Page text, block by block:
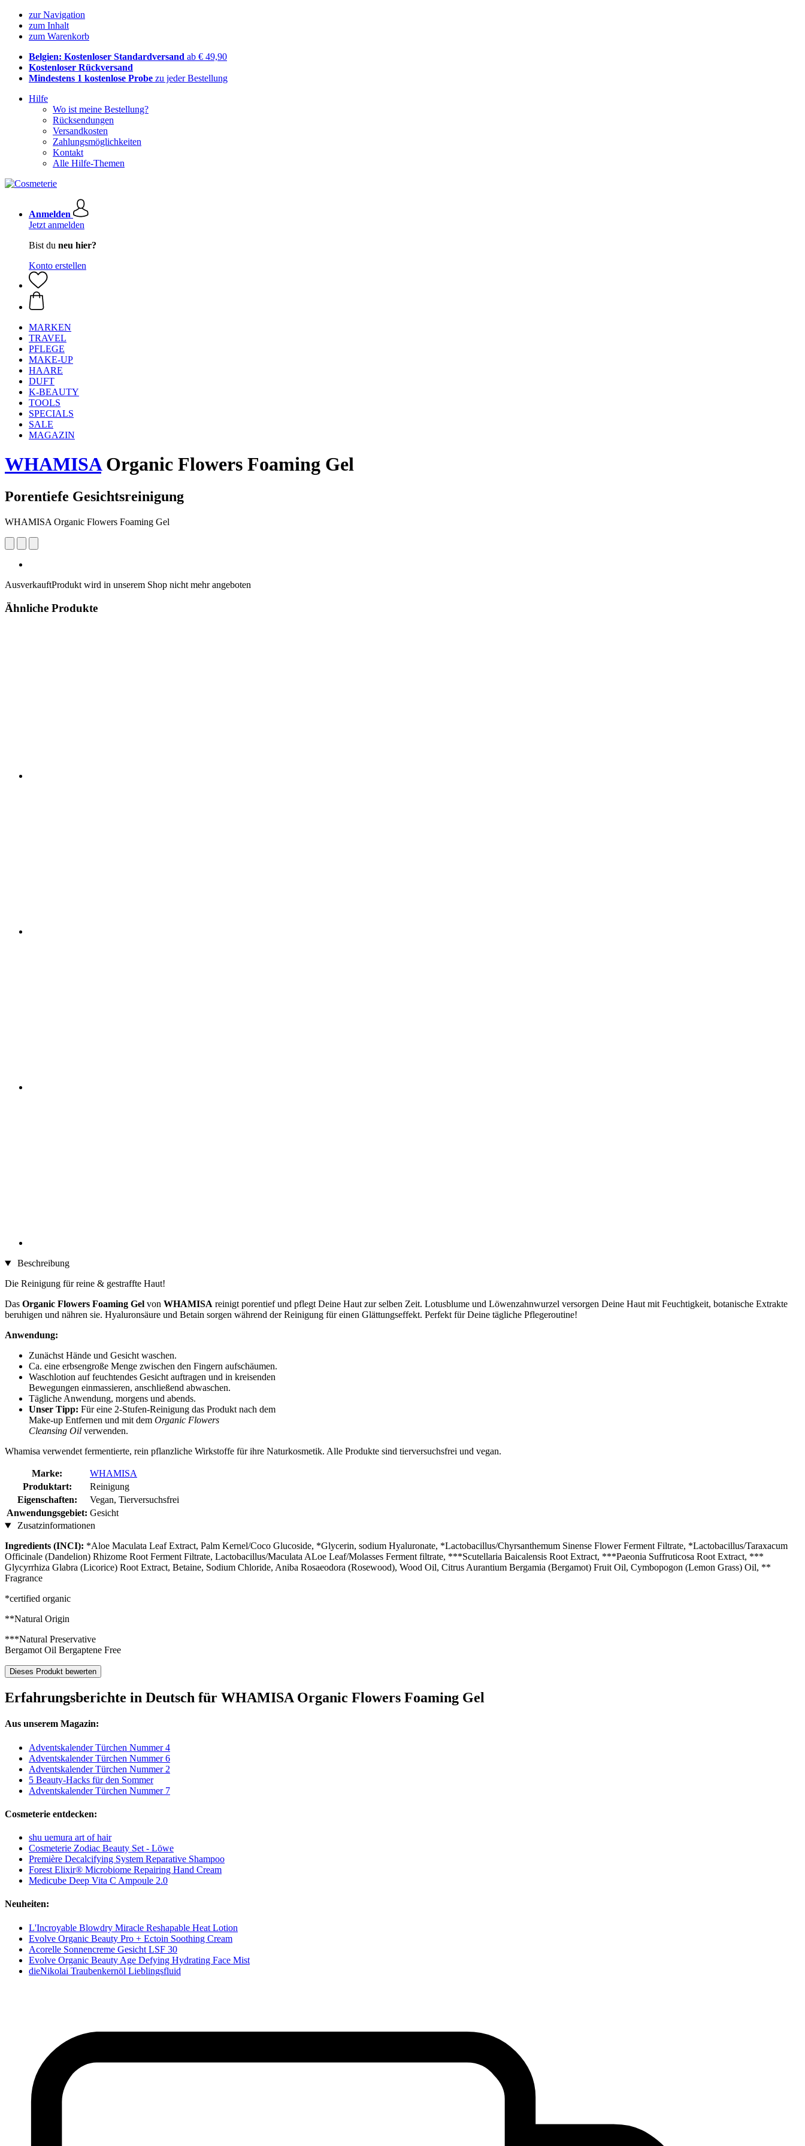
zur Navigation
zum Inhalt
zum Warenkorb
Belgien: Kostenloser Standardversand ab € 49,90
Kostenloser Rückversand
Mindestens 1 kostenlose Probe zu jeder Bestellung
Hilfe
Wo ist meine Bestellung?
Rücksendungen
Versandkosten
Zahlungsmöglichkeiten
Kontakt
Alle Hilfe-Themen
Anmelden
Jetzt anmelden
Bist du neu hier?
Konto erstellen
MARKEN
TRAVEL
PFLEGE
MAKE-UP
HAARE
DUFT
K-BEAUTY
TOOLS
SPECIALS
SALE
MAGAZIN
WHAMISAOrganic Flowers Foaming Gel
Porentiefe Gesichtsreinigung
WHAMISA Organic Flowers Foaming Gel
AusverkauftProdukt wird in unserem Shop nicht mehr angeboten
Ähnliche Produkte
Beschreibung
Die Reinigung für reine & gestraffte Haut!
Das Organic Flowers Foaming Gel von WHAMISA reinigt porentief und pflegt Deine Haut zur selben Zeit. Lotusblume und Löwenzahnwurzel versorgen Deine Haut mit Feuchtigkeit, botanische Extrakte
beruhigen und nähren sie. Hyaluronsäure und Betain sorgen während der Reinigung für einen Glättungseffekt. Perfekt für Deine tägliche Pflegeroutine!
Anwendung:
Zunächst Hände und Gesicht waschen.
Ca. eine erbsengroße Menge zwischen den Fingern aufschäumen.
Waschlotion auf feuchtendes Gesicht auftragen und in kreisenden
Bewegungen einmassieren, anschließend abwaschen.
Tägliche Anwendung, morgens und abends.
Unser Tipp: Für eine 2-Stufen-Reinigung das Produkt nach dem
Make-up Entfernen und mit dem Organic Flowers
Cleansing Oil verwenden.
Whamisa verwendet fermentierte, rein pflanzliche Wirkstoffe für ihre Naturkosmetik. Alle Produkte sind tierversuchsfrei und vegan.
Marke:
WHAMISA
Produktart:
Reinigung
Eigenschaften:
Vegan, Tierversuchsfrei
Anwendungsgebiet: Gesicht
Zusatzinformationen
Ingredients (INCI): *Aloe Maculata Leaf Extract, Palm Kernel/Coco Glucoside, *Glycerin, sodium Hyaluronate, *Lactobacillus/Chyrsanthemum Sinense Flower Ferment Filtrate, *Lactobacillus/Taraxacum
Officinale (Dandelion) Rhizome Root Ferment Filtrate, Lactobacillus/Maculata ALoe Leaf/Molasses Ferment filtrate, ***Scutellaria Baicalensis Root Extract, ***Paeonia Suffruticosa Root Extract, ***
Glycyrrhiza Glabra (Licorice) Root Extract, Betaine, Sodium Chloride, Aniba Rosaeodora (Rosewood), Wood Oil, Citrus Aurantium Bergamia (Bergamot) Fruit Oil, Cymbopogon (Lemon Grass) Oil, **
Fragrance
*certified organic
**Natural Origin
***Natural Preservative
Bergamot Oil Bergaptene Free
Dieses Produkt bewerten
Erfahrungsberichte in Deutsch für WHAMISA Organic Flowers Foaming Gel
Aus unserem Magazin:
Adventskalender Türchen Nummer 4
Adventskalender Türchen Nummer 6
Adventskalender Türchen Nummer 2
5 Beauty-Hacks für den Sommer
Adventskalender Türchen Nummer 7
Cosmeterie entdecken:
shu uemura art of hair
Cosmeterie Zodiac Beauty Set - Löwe
Première Decalcifying System Reparative Shampoo
Forest Elixir® Microbiome Repairing Hand Cream
Medicube Deep Vita C Ampoule 2.0
Neuheiten:
L'Incroyable Blowdry Miracle Reshapable Heat Lotion
Evolve Organic Beauty Pro + Ectoin Soothing Cream
Acorelle Sonnencreme Gesicht LSF 30
Evolve Organic Beauty Age Defying Hydrating Face Mist
dieNikolai Traubenkernöl Lieblingsfluid